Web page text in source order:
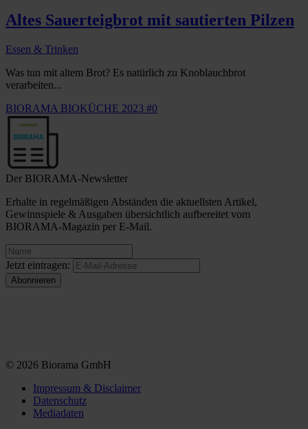
Altes Sauerteigbrot mit sautierten Pilzen
Essen & Trinken
Was tun mit altem Brot? Es natürlich zu Knoblauchbrot
verarbeiten...
BIORAMA BIOKÜCHE 2023 #0
Der BIORAMA-Newsletter
Erhalte in regelmäßigen Abständen die aktuellsten Artikel,
Gewinnspiele & Ausgaben übersichtlich aufbereitet vom
BIORAMA-Magazin per E-Mail.
Jetzt eintragen:
© 2026 Biorama GmbH
Impressum & Disclaimer
Datenschutz
Mediadaten